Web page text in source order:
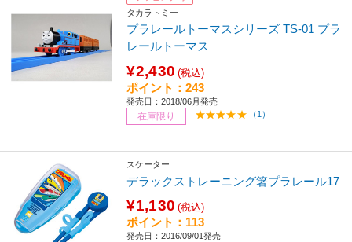
タカラトミー
プラレールトーマスシリーズ TS-01 プラ
レールトーマス
¥2,430 (税込)
ポイント：243
発売日：2018/06月発売
在庫限り （1）
スケーター
デラックストレーニング箸プラレール17
¥1,130 (税込)
ポイント：113
発売日：2016/09/01発売